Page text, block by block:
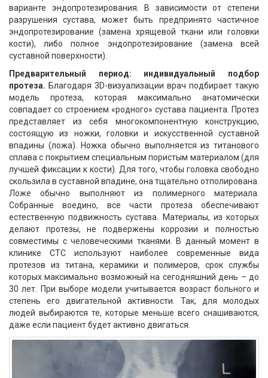
варианте эндопротезирования. В зависимости от степени
разрушения сустава, может быть предпринято частичное
эндопротезирование (замена хрящевой ткани или головки
кости), либо полное эндопротезирование (замена всей
суставной поверхности).
Предварительный период: индивидуальный подбор
протеза. Благодаря 3D-визуализации врач подбирает такую
модель протеза, которая максимально анатомически
совпадает со строением «родного» сустава пациента. Протез
представляет из себя многокомпонентную конструкцию,
состоящую из ножки, головки и искусственной суставной
впадины (ложа). Ножка обычно выполняется из титанового
сплава с покрытием специальным пористым материалом (для
лучшей фиксации к кости). Для того, чтобы головка свободно
скользила в суставной впадине, она тщательно отполирована.
Ложе обычно выполняют из полимерного материала.
Собранные воедино, все части протеза обеспечивают
естественную подвижность сустава. Материалы, из которых
делают протезы, не подвержены коррозии и полностью
совместимы с человеческими тканями. В данный момент в
клинике СТС используют наиболее современные вида
протезов из титана, керамики и полимеров, срок службы
которых максимально возможный на сегодняшний день – до
30 лет. При выборе модели учитывается возраст больного и
степень его двигательной активности. Так, для молодых
людей выбираются те, которые меньше всего снашиваются,
даже если пациент будет активно двигаться.